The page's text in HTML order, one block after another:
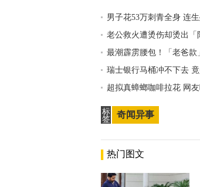
男子花53万刺青全身 连
老公救火遭烫伤却烫出
最潮霹雳腰包！「老爸
瑞士银行马桶冲不下去
超拟真蟑螂咖啡拉花 网
标
签
奇闻异事
热门图文